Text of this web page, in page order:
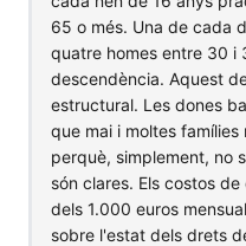
65 o més. Una de cada
quatre homes entre 30 i
descendència. Aquest
estructural. Les dones
que mai i moltes
perquè, simplement, no
són clares. Els costos
dels 1.000 euros
sobre l'estat dels drets